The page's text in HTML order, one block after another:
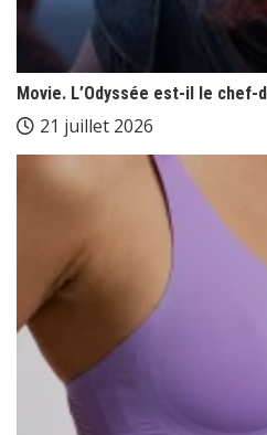
Movie. L’Odyssée est-il le chef-
21 juillet 2026